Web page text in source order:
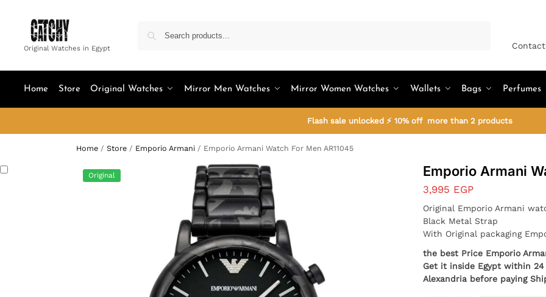
Original Watches in Egypt
Home Store Original Watches Mirror Men Watches Mirror Women Watches Wallets Bags Perfumes
Flash sale unlocked ⚡ 10% off more than 2 products
Home / Store / Emporio Armani / Emporio Armani Watch For Men AR11045
Original Emporio Armani
3,995 EGP
Original Emporio Armani
Black Metal Strap
With Original packaging
the best Price Emporio
Get it inside Egypt within
Alexandria before paying